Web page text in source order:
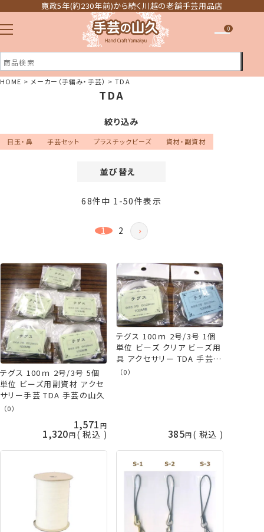
寛政5年(約230年前)から続く川越の老舗手芸用品店
注文履歴
ほしい物リスト
0
HOME メーカー（手編み・手芸） TDA
TDA
絞り込み
目玉・鼻 手芸セット プラスチックビーズ 資材・副資材
並び替え
価格が高い順
登録順
レビュー順
68件中 1 -50件表示
1 2
テグス 100ｍ 2号/3号 5個
単位 ビーズ用副資材 アクセ
サリー手芸 TDA 手芸の山久
（0）
1,571
1,320 税込
テグス 100ｍ 2号/3号 1個
単位 ビーズ クリア ビーズ用
具 アクセサリー TDA 手芸の
山久
（0）
385 税込